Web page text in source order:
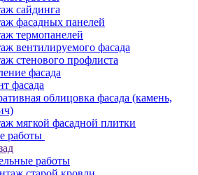
сайдинга
фасадных панелей
термопанелей
вентилируемого фасада
стенового профлиста
фасада
фасада
облицовка фасада (камень,
мягкой фасадной плитки
работы
работы